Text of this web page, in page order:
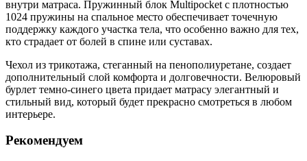
внутри матраса. Пружинный блок Multipocket с плотностью
1024 пружины на спальное место обеспечивает точечную
поддержку каждого участка тела, что особенно важно для тех,
кто страдает от болей в спине или суставах.
Чехол из трикотажа, стеганный на пенополиуретане, создает
дополнительный слой комфорта и долговечности. Велюровый
бурлет темно-синего цвета придает матрасу элегантный и
стильный вид, который будет прекрасно смотреться в любом
интерьере.
Рекомендуем